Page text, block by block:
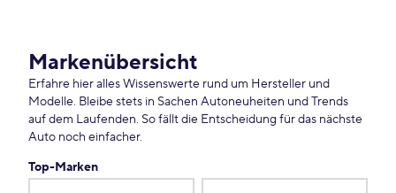
Markenübersicht
Erfahre hier alles Wissenswerte rund um Hersteller und
Modelle. Bleibe stets in Sachen Autoneuheiten und Trends
auf dem Laufenden. So fällt die Entscheidung für das nächste
Auto noch einfacher.
Top-Marken